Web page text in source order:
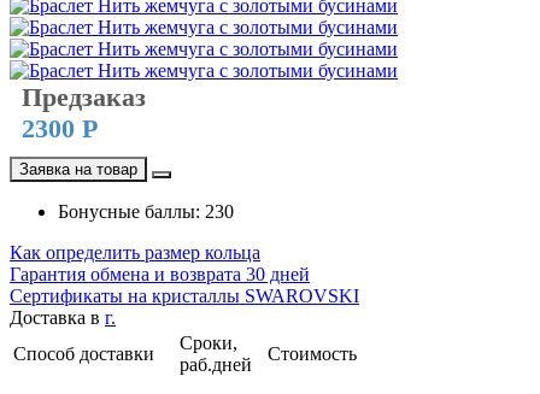
Предзаказ
2300 Р
Заявка на товар
Бонусные баллы: 230
Как определить размер кольца
Гарантия обмена и возврата 30 дней
Сертификаты на кристаллы SWAROVSKI
Доставка в г.
Способ доставки
Сроки,
раб.дней
Стоимость